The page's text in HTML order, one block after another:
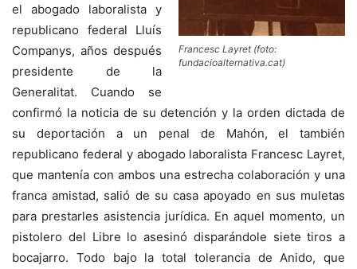
Francesc Layret (foto:
fundacioalternativa.cat)
el abogado laboralista y
republicano federal Lluís
Companys, años después
presidente de la
Generalitat. Cuando se
confirmó la noticia de su detención y la orden dictada de
su deportación a un penal de Mahón, el también
republicano federal y abogado laboralista Francesc Layret,
que mantenía con ambos una estrecha colaboración y una
franca amistad, salió de su casa apoyado en sus muletas
para prestarles asistencia jurídica. En aquel momento, un
pistolero del Libre lo asesinó disparándole siete tiros a
bocajarro. Todo bajo la total tolerancia de Anido, que